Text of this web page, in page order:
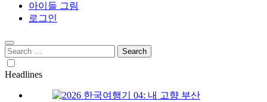
아이들 그림
로그인
Search
for:
Headlines